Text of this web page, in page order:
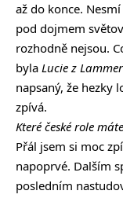
až do konce.
pod dojmem
rozhodně nejsou.
byla Lucie z
napsaný, že hezky
zpívá.
Které české role
Přál jsem si moc
napoprvé. Dalším
posledním